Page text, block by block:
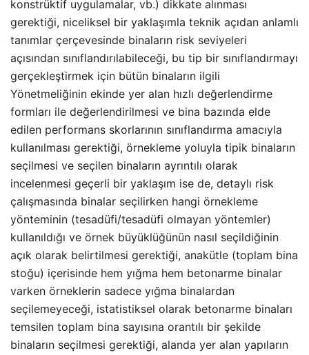
konstrüktif uygulamalar, vb.) dikkate alınması
gerektiği, niceliksel bir yaklaşımla teknik açıdan anlamlı
tanımlar çerçevesinde binaların risk seviyeleri
açısından sınıflandırılabileceği, bu tip bir sınıflandırmayı
gerçekleştirmek için bütün binaların ilgili
Yönetmeliğinin ekinde yer alan hızlı değerlendirme
formları ile değerlendirilmesi ve bina bazında elde
edilen performans skorlarının sınıflandırma amacıyla
kullanılması gerektiği, örnekleme yoluyla tipik binaların
seçilmesi ve seçilen binaların ayrıntılı olarak
incelenmesi geçerli bir yaklaşım ise de, detaylı risk
çalışmasında binalar seçilirken hangi örnekleme
yönteminin (tesadüfi/tesadüfi olmayan yöntemler)
kullanıldığı ve örnek büyüklüğünün nasıl seçildiğinin
açık olarak belirtilmesi gerektiği, anakütle (toplam bina
stoğu) içerisinde hem yığma hem betonarme binalar
varken örneklerin sadece yığma binalardan
seçilemeyeceği, istatistiksel olarak betonarme binaları
temsilen toplam bina sayısına orantılı bir şekilde
binaların seçilmesi gerektiği, alanda yer alan yapıların